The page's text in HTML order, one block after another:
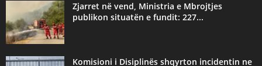
Zjarret në vend, Ministria e Mbrojtjes
publikon situatën e fundit: 227...
Komisioni i Disiplinës shqyrton incidentin ne